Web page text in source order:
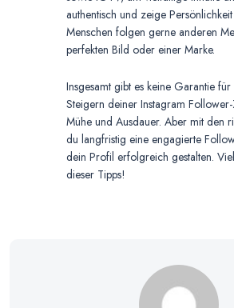
authentisch und zeige
Menschen folgen gerne anderen
perfekten Bild oder einer Marke.
Insgesamt gibt es keine Garantie
Steigern deiner Instagram
Mühe und Ausdauer. Aber mit den
du langfristig eine engagierte
dein Profil erfolgreich gestalten.
dieser Tipps!